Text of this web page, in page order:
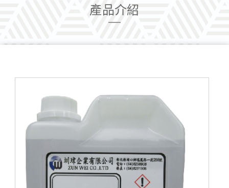
產品介紹